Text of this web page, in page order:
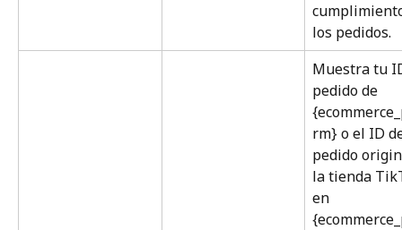
los pedidos.
Muestra tu
pedido de
rm} o el ID
pedido
la tienda
en